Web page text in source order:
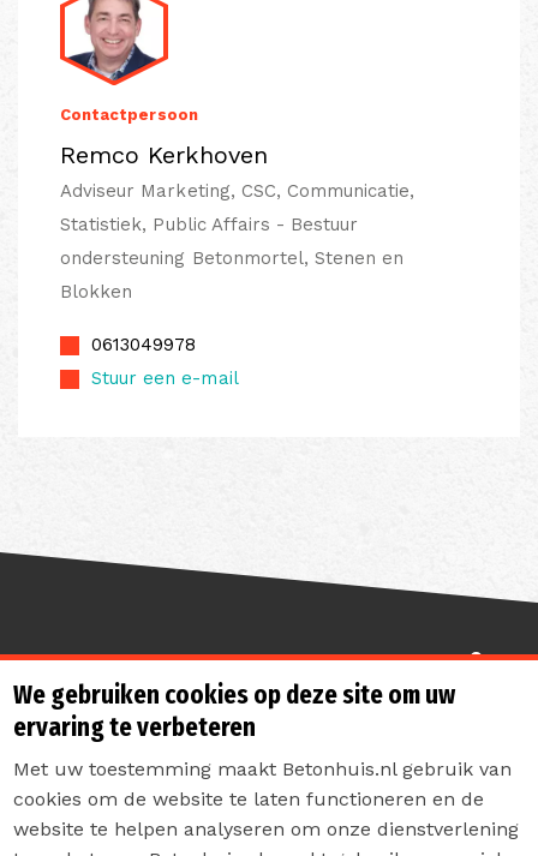
Contactpersoon
Remco Kerkhoven
Adviseur Marketing, CSC, Communicatie,
Statistiek, Public Affairs - Bestuur
ondersteuning Betonmortel, Stenen en
Blokken
0613049978
Stuur een e-mail
Sterk de toekomst in
We gebruiken cookies op deze site om uw
ervaring te verbeteren
Met uw toestemming maakt Betonhuis.nl gebruik van
cookies om de website te laten functioneren en de
website te helpen analyseren om onze dienstverlening